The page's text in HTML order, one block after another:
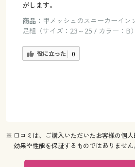
がします。
商品： 甲メッシュのスニーカーイン
足組（サイズ：23～25 / カラー：B）
役に立った 0
※ 口コミは、ご購入いただいたお客様の個
効果や性能を保証するものではありません